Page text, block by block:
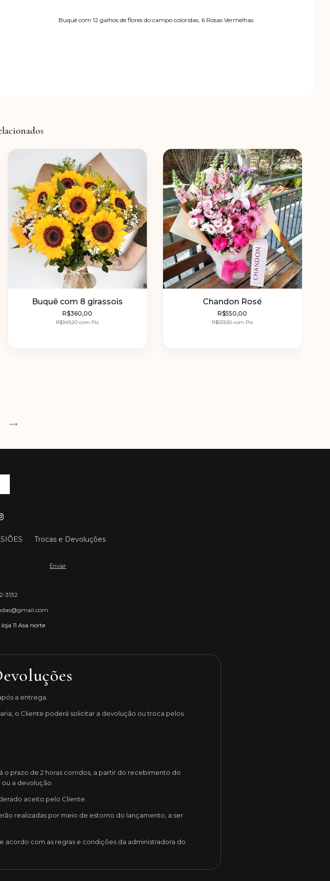
Buquê com 12 galhos de flores do campo coloridas, 6 Rosas Vermelhas
Buquê com 8 girassois
R$360,00
R$349,20com Pix
Chandon Rosé
R$550,00
R$533,50com Pix
Trocas e Devoluções
3132
11 Asa norte
a entrega.
o Cliente poderá solicitar a devolução ou troca pelos
prazo de 2 horas corridos, a partir do recebimento do
a devolução.
aceito pelo Cliente.
realizadas por meio de estorno do lançamento, a ser
com as regras e condições da administradora do